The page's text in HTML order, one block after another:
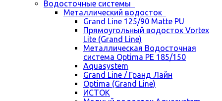
Водосточные системы
Металлический водосток
Grand Line 125/90 Matte PU
Прямоугольный водосток Vortex
Lite (Grand Line)
Металлическая Водосточная
система Optima PE 185/150
Aquasystem
Grand Line / Гранд Лайн
Optima (Grand Line)
ИСТОК